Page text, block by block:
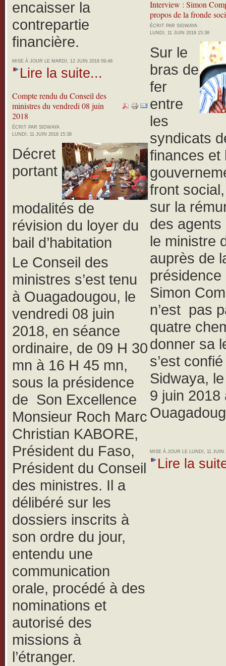
encaisser la
contrepartie
financière.
MISE À JOUR LE MARDI, 12 JUIN 2018 09:48
Lire la suite...
Compte rendu du Conseil des
ministres du vendredi 08 juin
2018
ÉCRIT PAR SIDWAYA
LUNDI, 11 JUIN 2018 15:38
Décret
portant
modalités de
révision du loyer du
bail d’habitation
Le Conseil des
ministres s’est tenu
à Ouagadougou, le
vendredi 08 juin
2018, en séance
ordinaire, de 09 H 30
mn à 16 H 45 mn,
sous la présidence
de Son Excellence
Monsieur Roch Marc
Christian KABORE,
Président du Faso,
Président du Conseil
des ministres. Il a
délibéré sur les
dossiers inscrits à
son ordre du jour,
entendu une
communication
orale, procédé à des
nominations et
autorisé des
missions à
l’étranger.
Interview : Simon
propos de la fronde
ÉCRIT PAR SIDWAYA
LUNDI, 11 JUIN 2018 15:38
Sur le
bras de
fer
entre
les
syndicats
finances et
front
sur la
des agents
le ministre
auprès de
Simon
n’est pas
quatre
donner sa
s’est
Sidwaya,
9 juin 2018
MISE À JOUR LE LUNDI, 11 JUIN
Lire la